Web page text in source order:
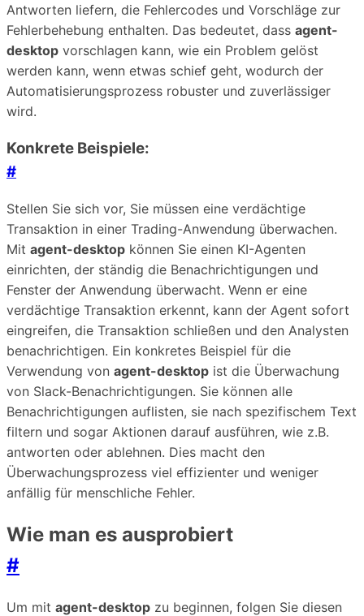
Antworten liefern, die Fehlercodes und Vorschläge zur
Fehlerbehebung enthalten. Das bedeutet, dass agent-
desktop vorschlagen kann, wie ein Problem gelöst
werden kann, wenn etwas schief geht, wodurch der
Automatisierungsprozess robuster und zuverlässiger
wird.
Konkrete Beispiele:
#
Stellen Sie sich vor, Sie müssen eine verdächtige
Transaktion in einer Trading-Anwendung überwachen.
Mit agent-desktop können Sie einen KI-Agenten
einrichten, der ständig die Benachrichtigungen und
Fenster der Anwendung überwacht. Wenn er eine
verdächtige Transaktion erkennt, kann der Agent sofort
eingreifen, die Transaktion schließen und den Analysten
benachrichtigen. Ein konkretes Beispiel für die
Verwendung von agent-desktop ist die Überwachung
von Slack-Benachrichtigungen. Sie können alle
Benachrichtigungen auflisten, sie nach spezifischem Text
filtern und sogar Aktionen darauf ausführen, wie z.B.
antworten oder ablehnen. Dies macht den
Überwachungsprozess viel effizienter und weniger
anfällig für menschliche Fehler.
Wie man es ausprobiert
#
Um mit agent-desktop zu beginnen, folgen Sie diesen